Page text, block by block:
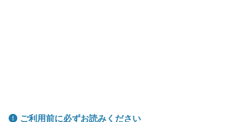
ご利用前に必ずお読みください